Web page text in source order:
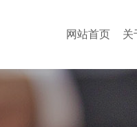
网站首页 关